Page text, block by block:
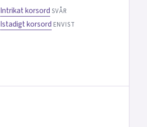
Intrikat korsord SVÅR
Istadigt korsord ENVIST